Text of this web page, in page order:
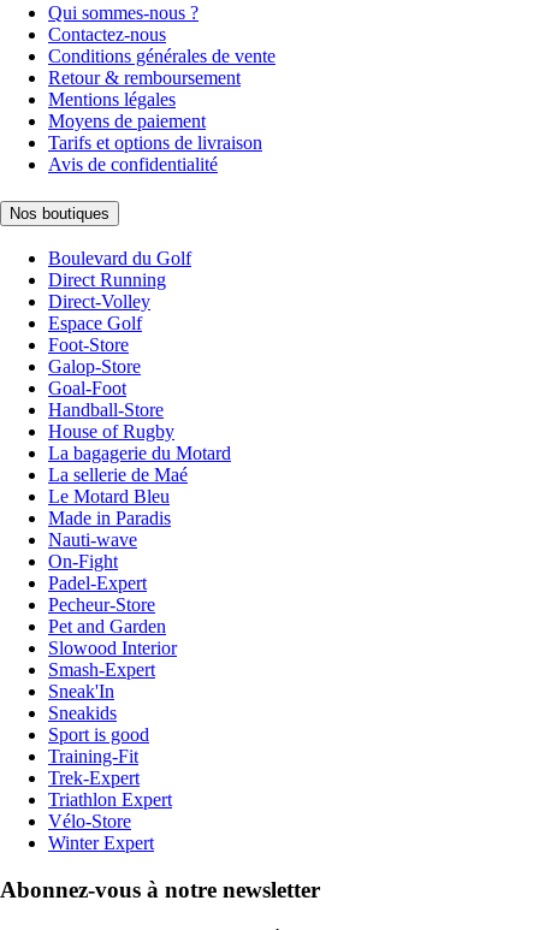
Qui sommes-nous ?
Contactez-nous
Conditions générales de vente
Retour & remboursement
Mentions légales
Moyens de paiement
Tarifs et options de livraison
Avis de confidentialité
Nos boutiques
Boulevard du Golf
Direct Running
Direct-Volley
Espace Golf
Foot-Store
Galop-Store
Goal-Foot
Handball-Store
House of Rugby
La bagagerie du Motard
La sellerie de Maé
Le Motard Bleu
Made in Paradis
Nauti-wave
On-Fight
Padel-Expert
Pecheur-Store
Pet and Garden
Slowood Interior
Smash-Expert
Sneak'In
Sneakids
Sport is good
Training-Fit
Trek-Expert
Triathlon Expert
Vélo-Store
Winter Expert
Abonnez-vous à notre newsletter